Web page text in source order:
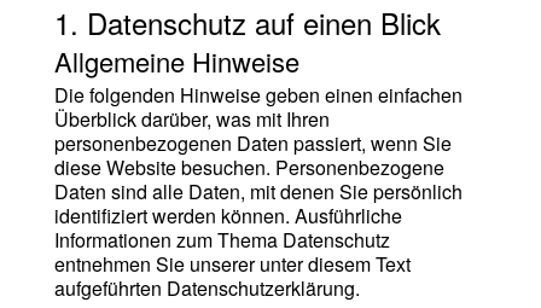
1. Datenschutz auf einen Blick
Allgemeine Hinweise
Die folgenden Hinweise geben einen einfachen
Überblick darüber, was mit Ihren
personenbezogenen Daten passiert, wenn Sie
diese Website besuchen. Personenbezogene
Daten sind alle Daten, mit denen Sie persönlich
identifiziert werden können. Ausführliche
Informationen zum Thema Datenschutz
entnehmen Sie unserer unter diesem Text
aufgeführten Datenschutzerklärung.